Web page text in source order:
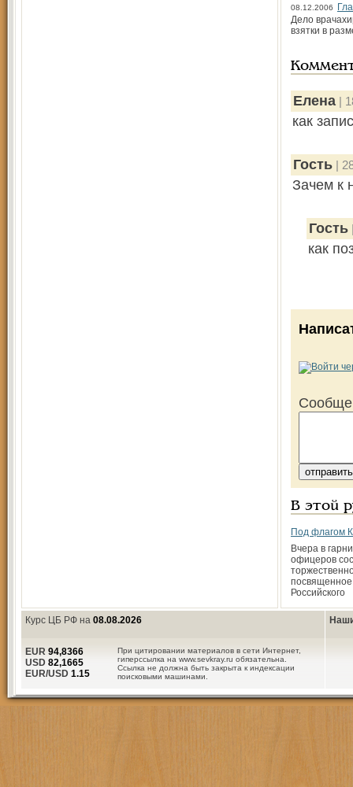
08.12.2006
Дело
взятки в
Елена |
как
Гость |
Зачем к
Гость
как
В этой
Под флагом
Вчера в
офицеров
Российского
Курс ЦБ РФ на 08.08.2026
При цитировании материалов в сети Интернет,
гиперссылка на www.sevkray.ru обязательна.
Ссылка не должна быть закрыта к индексации
поисковыми машинами.
EUR 94,8366
USD 82,1665
EUR/USD 1.15